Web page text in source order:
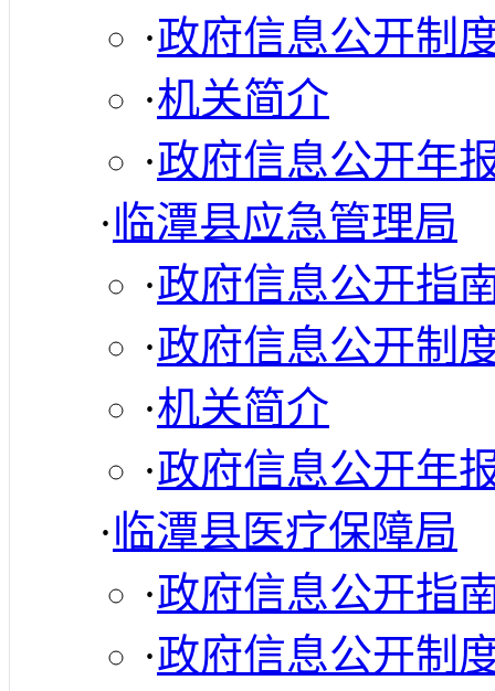
·政府信息公开制
·机关简介
·政府信息公开年
·临潭县应急管理局
·政府信息公开指
·政府信息公开制
·机关简介
·政府信息公开年
·临潭县医疗保障局
·政府信息公开指
·政府信息公开制